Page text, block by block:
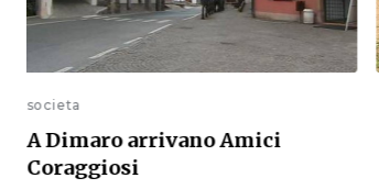
societa
A Dimaro arrivano Amici
Coraggiosi